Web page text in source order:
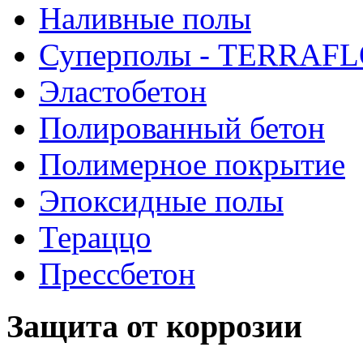
Наливные полы
Суперполы -
Эластобетон
Полированный бетон
Полимерное покрытие
Эпоксидные полы
Тераццо
Прессбетон
Защита от коррозии